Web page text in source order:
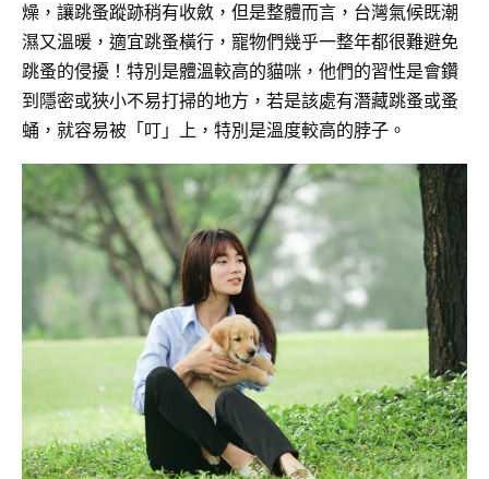
燥，讓跳蚤蹤跡稍有收斂，但是整體而言，台灣氣候既潮
濕又溫暖，適宜跳蚤橫行，寵物們幾乎一整年都很難避免
跳蚤的侵擾！特別是體溫較高的貓咪，他們的習性是會鑽
到隱密或狹小不易打掃的地方，若是該處有潛藏跳蚤或蚤
蛹，就容易被「叮」上，特別是溫度較高的脖子。